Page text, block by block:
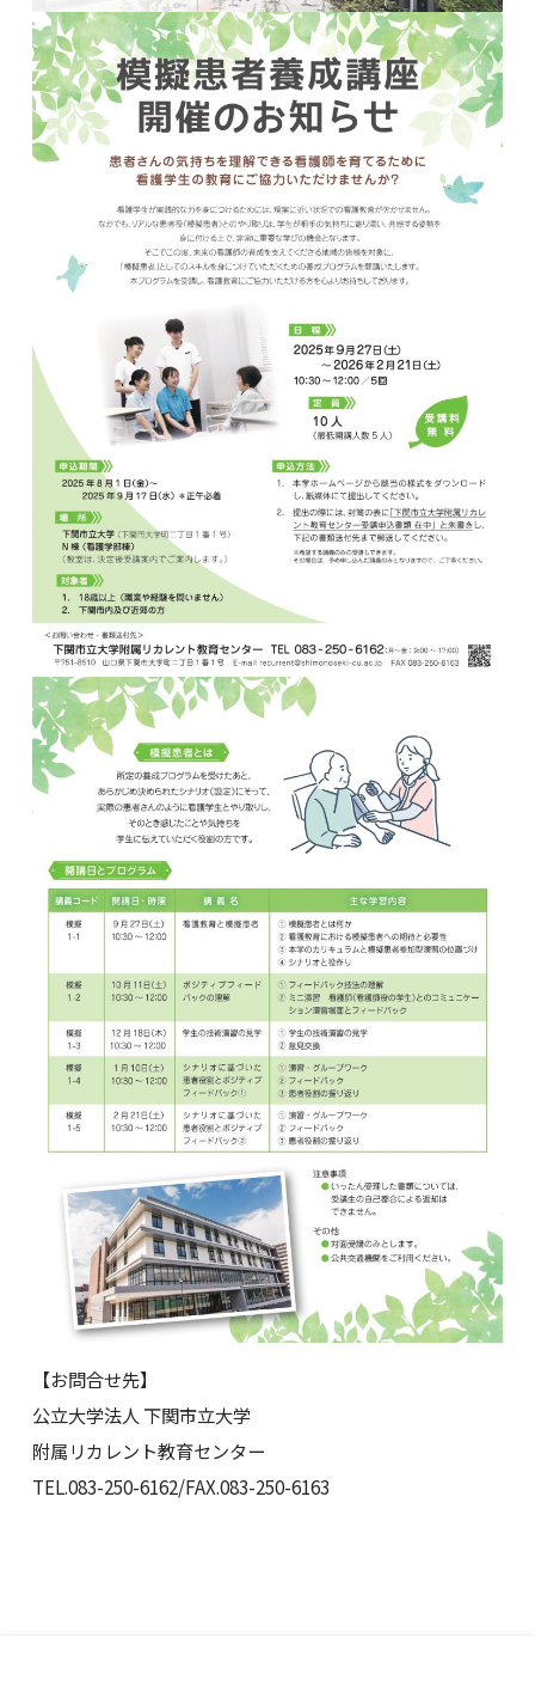
【お問合せ先】
公立大学法人 下関市立大学
附属リカレント教育センター
TEL.083-250-6162/FAX.083-250-6163